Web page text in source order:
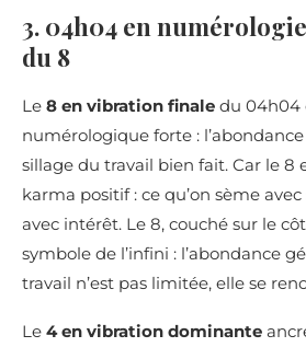
3. 04h04 en
du 8
Le 8 en vibration finale du 04h04
numérologique forte :
sillage du travail bien fait. Car le 8
karma positif : ce qu’on sème
avec intérêt. Le 8, couché sur le
symbole de l’infini : l’abondance
travail n’est pas limitée, elle se
Le 4 en vibration dominante